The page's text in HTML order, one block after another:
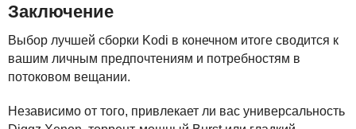
Заключение
Выбор лучшей сборки Kodi в конечном итоге сводится к
вашим личным предпочтениям и потребностям в
потоковом вещании.
Независимо от того, привлекает ли вас универсальность